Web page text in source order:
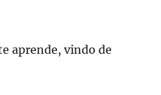
aprende, vindo de